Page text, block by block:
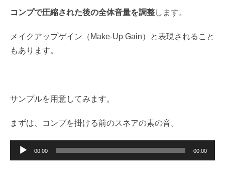
コンプで圧縮された後の全体音量を調整します。
メイクアップゲイン（Make-Up Gain）と表現されること
もあります。
サンプルを用意してみます。
まずは、コンプを掛ける前のスネアの素の音。
声
00:00 00:00